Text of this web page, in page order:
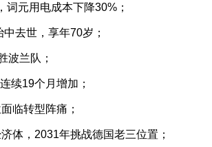
元用电成本下降30%；
去世，享年70岁；
波兰队；
续19个月增加；
临转型阵痛；
体，2031年挑战德国老三位置；